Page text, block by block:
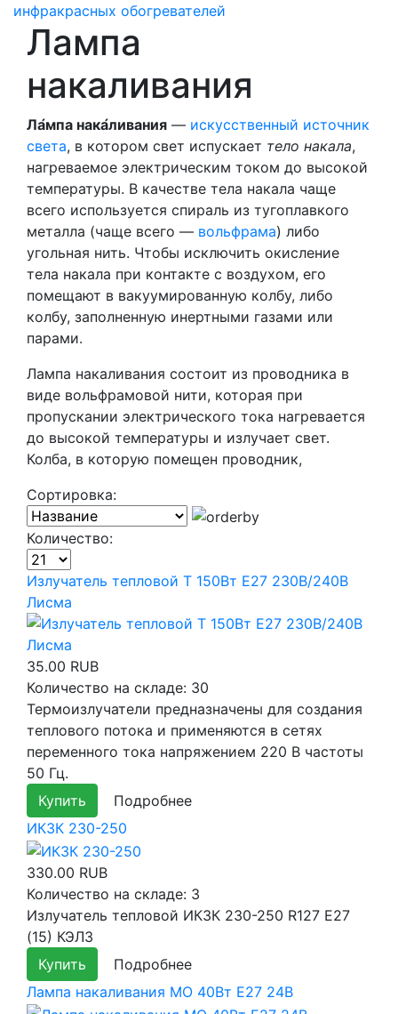
инфракрасных обогревателей
Лампа
накаливания
Ла́мпа нака́ливания — искусственный источник
света, в котором свет испускает тело накала,
нагреваемое электрическим током до высокой
температуры. В качестве тела накала чаще
всего используется спираль из тугоплавкого
металла (чаще всего — вольфрама) либо
угольная нить. Чтобы исключить окисление
тела накала при контакте с воздухом, его
помещают в вакуумированную колбу, либо
колбу, заполненную инертными газами или
парами.
Лампа накаливания состоит из проводника в
виде вольфрамовой нити, которая при
пропускании электрического тока нагревается
до высокой температуры и излучает свет.
Колба, в которую помещен проводник,
Сортировка:
Количество:
Излучатель тепловой Т 150Вт E27 230В/240В
Лисма
35.00 RUB
Количество на складе: 30
Термоизлучатели предназначены для создания
теплового потока и применяются в сетях
переменного тока напряжением 220 В частоты
50 Гц.
Купить
Подробнее
ИКЗК 230-250
330.00 RUB
Количество на складе: 3
Излучатель тепловой ИКЗК 230-250 R127 E27
(15) КЭЛЗ
Купить
Подробнее
Лампа накаливания МО 40Вт E27 24В